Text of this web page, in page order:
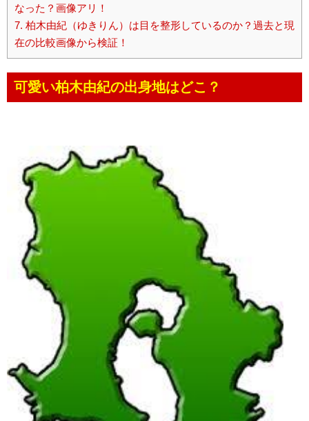
なった？画像アリ！
7. 柏木由紀（ゆきりん）は目を整形しているのか？過去と現
在の比較画像から検証！
可愛い柏木由紀の出身地はどこ？